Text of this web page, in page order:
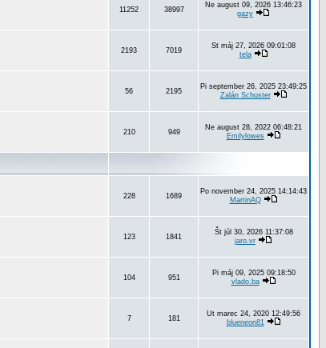
11252 38997
Ne august 09, 2026 13:46:23
gazy
2193 7019
St máj 27, 2026 09:01:08
tela
56 2195
Pi september 26, 2025 23:49:25
Zalán Schuster
210 949
Ne august 28, 2022 06:48:21
Emilylowes
228 1689
Po november 24, 2025 14:14:43
MartinAQ
123 1841
Št júl 30, 2026 11:37:08
jaro.vr
104 951
Pi máj 09, 2025 09:18:50
vlado.ba
7 181
Ut marec 24, 2020 12:49:56
blueneon81